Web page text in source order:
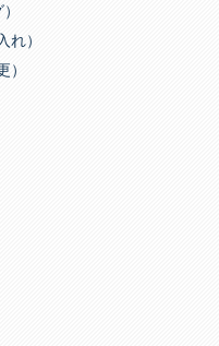
）
）